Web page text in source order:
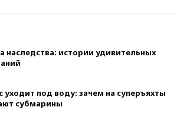
наследства: истории удивительных
уходит под воду: зачем на суперъяхты
субмарины